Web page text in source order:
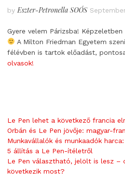
by Eszter-Petronella SOÓS
Gyere velem Párizsba!
A Milton Friedman Egyetem
félévben is tartok előadást,
olvasok!
Le Pen lehet a következő francia
Orbán és Le Pen jövője: magyar-
Munkavállalók és munkaadók
5 állítás a Le Pen-ítéletről
Le Pen választható, jelölt is lesz –
következik most?